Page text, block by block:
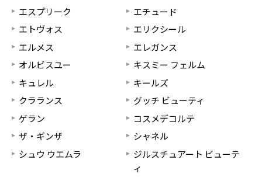
エスプリーク
エチュード
エトヴォス
エリクシール
エルメス
エレガンス
オルビスユー
キスミー フェルム
キュレル
キールズ
クラランス
グッチ ビューティ
ゲラン
コスメデコルテ
ザ・ギンザ
シャネル
シュウ ウエムラ
ジルスチュアート ビューテ
ィ